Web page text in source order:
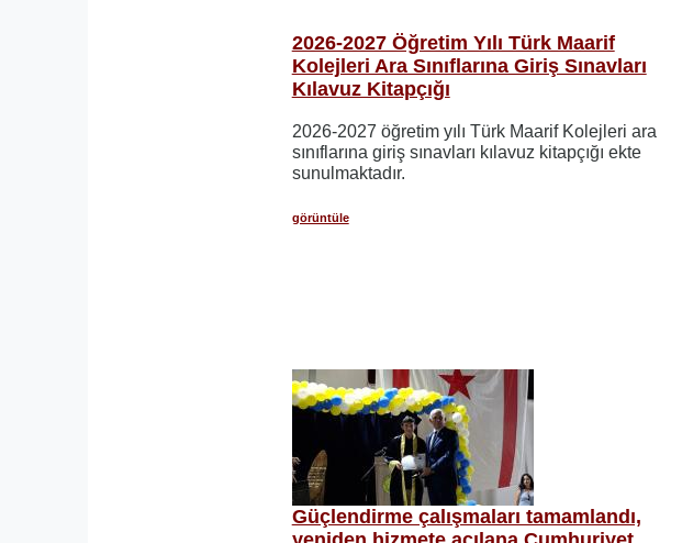
2026-2027 Öğretim Yılı Türk Maarif
Kolejleri Ara Sınıflarına Giriş Sınavları
Kılavuz Kitapçığı
2026-2027 öğretim yılı Türk Maarif Kolejleri ara
sınıflarına giriş sınavları kılavuz kitapçığı ekte
sunulmaktadır.
görüntüle
Güçlendirme çalışmaları tamamlandı,